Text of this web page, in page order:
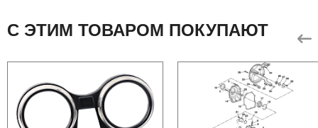
С ЭТИМ ТОВАРОМ ПОКУПАЮТ